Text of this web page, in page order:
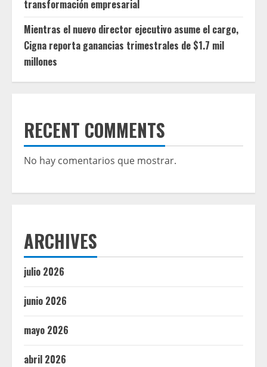
transformación empresarial
Mientras el nuevo director ejecutivo asume el cargo,
Cigna reporta ganancias trimestrales de $1.7 mil
millones
RECENT COMMENTS
No hay comentarios que mostrar.
ARCHIVES
julio 2026
junio 2026
mayo 2026
abril 2026